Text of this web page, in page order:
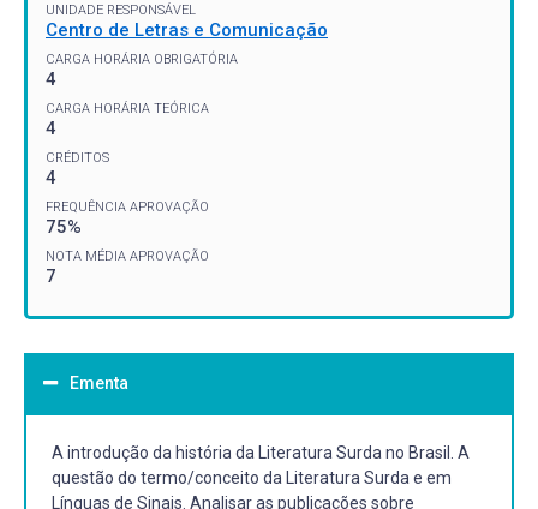
UNIDADE RESPONSÁVEL
Centro de Letras e Comunicação
CARGA HORÁRIA OBRIGATÓRIA
4
CARGA HORÁRIA TEÓRICA
4
CRÉDITOS
4
FREQUÊNCIA APROVAÇÃO
75%
NOTA MÉDIA APROVAÇÃO
7
Ementa
A introdução da história da Literatura Surda no Brasil. A
questão do termo/conceito da Literatura Surda e em
Línguas de Sinais. Analisar as publicações sobre